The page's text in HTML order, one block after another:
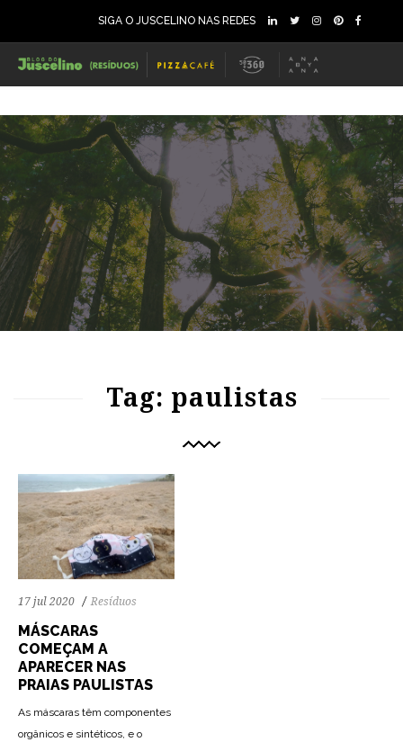
SIGA O JUSCELINO NAS REDES
Tag: paulistas
17 jul 2020 Resíduos
MÁSCARAS
COMEÇAM A
APARECER NAS
PRAIAS PAULISTAS
As máscaras têm componentes
orgânicos e sintéticos, e o